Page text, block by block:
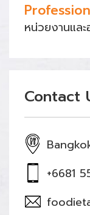
หน่วยงานแล
Contact
+6681